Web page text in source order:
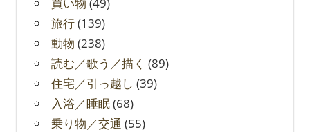
旅行(139)
動物 (238)
読む／歌う／描く (89)
住宅／引っ越し (39)
入浴／睡眠(68)
乗り物／交通 (55)